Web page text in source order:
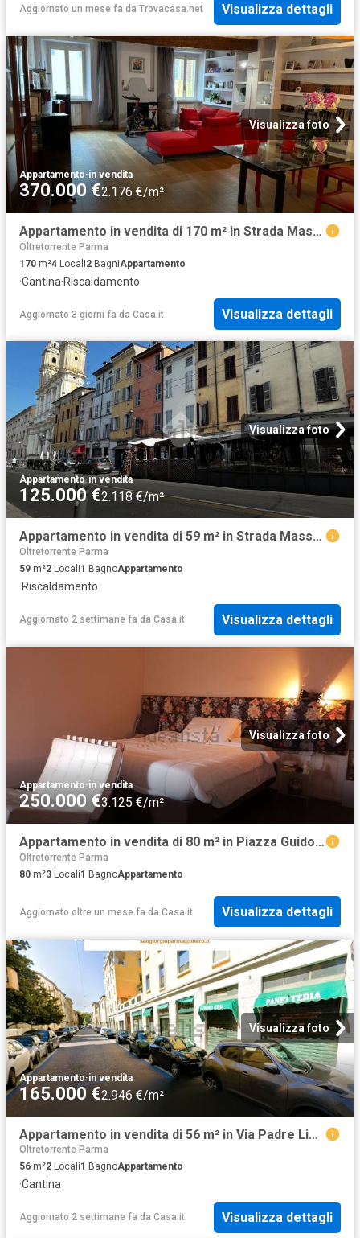
Aggiornato un mese fa da Trovacasa.net Visualizza dettagli
Visualizza foto
Appartamento·in vendita
370.000 €2.176 €/m²
Appartamento in vendita di 170 m² in Strada Massimo D&apos Azeglio
Oltretorrente Parma
170 m²4 Locali2 BagniAppartamento
·Cantina·Riscaldamento
Aggiornato 3 giorni fa da Casa.it Visualizza dettagli
Visualizza foto
Appartamento·in vendita
125.000 €2.118 €/m²
Appartamento in vendita di 59 m² in Strada Massimo D&apos Azeglio, 71
Oltretorrente Parma
59 m²2 Locali1 BagnoAppartamento
·Riscaldamento
Aggiornato 2 settimane fa da Casa.it Visualizza dettagli
Visualizza foto
Appartamento·in vendita
250.000 €3.125 €/m²
Appartamento in vendita di 80 m² in Piazza Guido Picelli
Oltretorrente Parma
80 m²3 Locali1 BagnoAppartamento
Aggiornato oltre un mese fa da Casa.it Visualizza dettagli
Visualizza foto
Appartamento·in vendita
165.000 €2.946 €/m²
Appartamento in vendita di 56 m² in Via Padre Lino, 2
Oltretorrente Parma
56 m²2 Locali1 BagnoAppartamento
·Cantina
Aggiornato 2 settimane fa da Casa.it Visualizza dettagli